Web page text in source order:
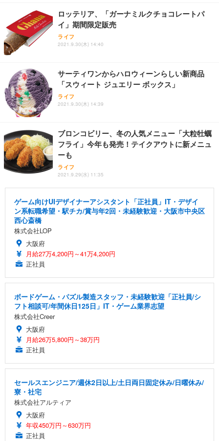
ロッテリア、「ガーナミルクチョコレートパ
イ」期間限定販売
ライフ
2021.9.30(木) 14:40
サーティワンからハロウィーンらしい新商品
「スウィート ジュエリー ボックス」
ライフ
2021.9.30(木) 14:39
ブロンコビリー、冬の人気メニュー「大粒牡蠣
フライ」今年も発売！テイクアウトに新メニュ
ーも
ライフ
2021.9.29(水) 11:35
ゲーム向けUIデザイナーアシスタント「正社員」IT・デザイ
ン系転職希望・駅チカ/賞与年2回・未経験歓迎・大阪市中央区
西心斎橋
株式会社LOP
大阪府
月給27万4,200円～41万4,200円
正社員
ボードゲーム・パズル製造スタッフ・未経験歓迎「正社員/シ
フト相談可/年間休日125日」IT・ゲーム業界志望
株式会社Creer
大阪府
月給26万5,800円～38万円
正社員
セールスエンジニア/週休2日以上/土日両日固定休み/日曜休み/
寮・社宅
株式会社アルティア
大阪府
年収450万円～630万円
正社員